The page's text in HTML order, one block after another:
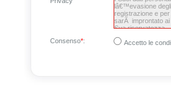
Consenso*: Accetto le